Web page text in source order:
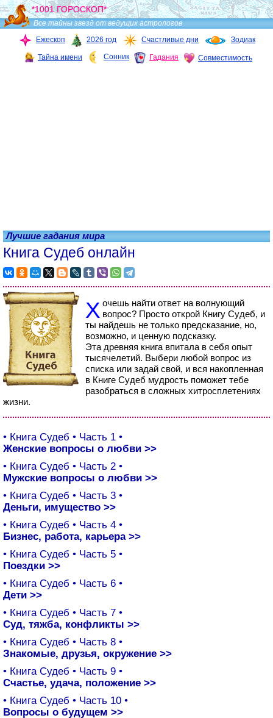
*1001 ГОРОСКОП*
Все тайны звезд от ведущих астрологов
Ежескоп
2026 год Счастливые дни Зодиак
Тайна имени Сонник Гадания Совместимость
Лучшие гадания мира
Книга Судеб онлайн
Хочешь найти ответ на волнующий вопрос? Просто открой Книгу Судеб, и
ты найдешь не только предсказание, но,
возможно, и ценную подсказку.
Эта древняя книга впитала в себя опыт
тысячелетий. Выбери любой вопрос из
списка или задай свой, и вся накопленная
в Книге Судеб мудрость поможет тебе
разобраться в сложных хитросплетениях
жизни.
• Книга Судеб • Часть 1 •
Женские вопросы о любви >>
• Книга Судеб • Часть 2 •
Мужские вопросы о любви >>
• Книга Судеб • Часть 3 •
Деньги, имущество >>
• Книга Судеб • Часть 4 •
Бизнес, работа, карьера >>
• Книга Судеб • Часть 5 •
Поездки >>
• Книга Судеб • Часть 6 •
Дети >>
• Книга Судеб • Часть 7 •
Суд, тяжба, конфликты >>
• Книга Судеб • Часть 8 •
Знакомые, друзья, окружение >>
• Книга Судеб • Часть 9 •
Счастье, удача, положение >>
• Книга Судеб • Часть 10 •
Вопросы о будущем >>